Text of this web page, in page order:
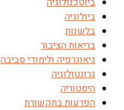
ביולוגיה
בלשנות
בריאות הציבור
גיאוגרפיה ולימודי סביבה
גרונטולוגיה
היסטוריה
הפרעות בתקשורת